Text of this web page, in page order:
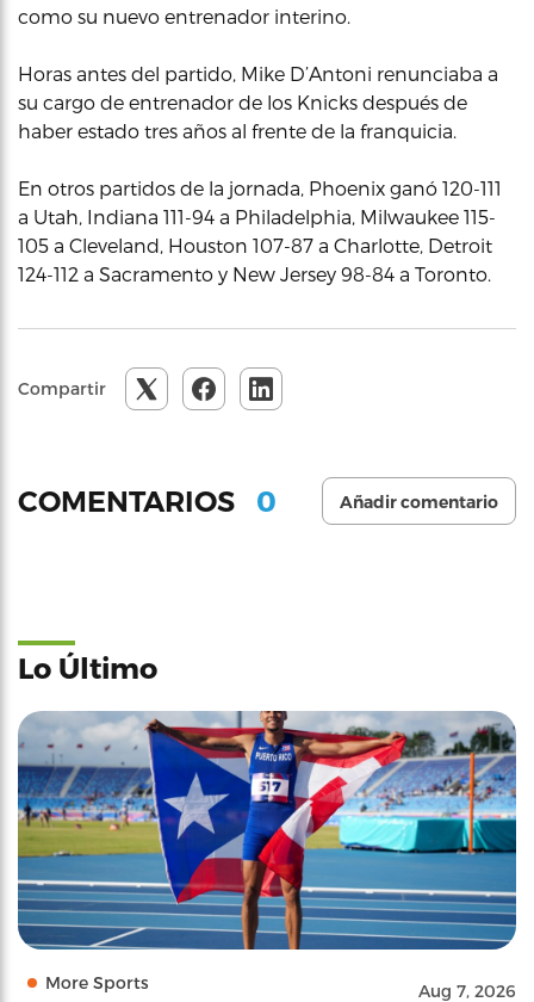
como su nuevo entrenador interino.
Horas antes del partido, Mike D’Antoni renunciaba a
su cargo de entrenador de los Knicks después de
haber estado tres años al frente de la franquicia.
En otros partidos de la jornada, Phoenix ganó 120-111
a Utah, Indiana 111-94 a Philadelphia, Milwaukee 115-
105 a Cleveland, Houston 107-87 a Charlotte, Detroit
124-112 a Sacramento y New Jersey 98-84 a Toronto.
Compartir
COMENTARIOS 0 Añadir comentario
Lo Último
More Sports Aug 7, 2026